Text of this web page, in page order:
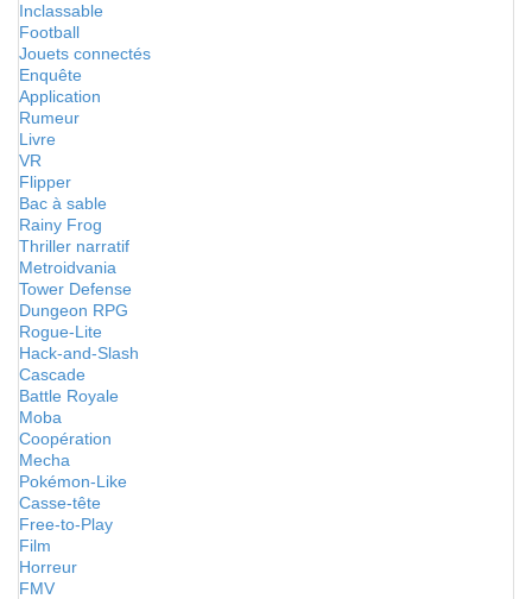
Inclassable
Football
Jouets connectés
Enquête
Application
Rumeur
Livre
VR
Flipper
Bac à sable
Rainy Frog
Thriller narratif
Metroidvania
Tower Defense
Dungeon RPG
Rogue-Lite
Hack-and-Slash
Cascade
Battle Royale
Moba
Coopération
Mecha
Pokémon-Like
Casse-tête
Free-to-Play
Film
Horreur
FMV